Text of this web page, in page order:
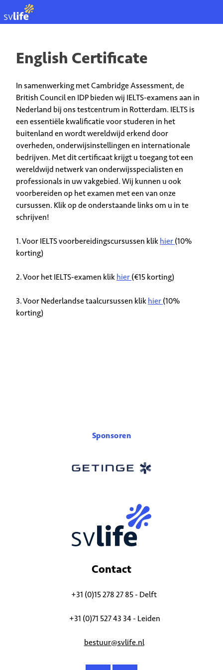
English Certificate
In samenwerking met Cambridge Assessment, de
British Council en IDP bieden wij IELTS-examens aan in
Nederland bij ons testcentrum in Rotterdam. IELTS is
een essentiële kwalificatie voor studeren in het
buitenland en wordt wereldwijd erkend door
overheden, onderwijsinstellingen en internationale
bedrijven. Met dit certificaat krijgt u toegang tot een
wereldwijd netwerk van onderwijsspecialisten en
professionals in uw vakgebied. Wij kunnen u ook
voorbereiden op het examen met een van onze
cursussen. Klik op de onderstaande links om u in te
schrijven!
1. Voor IELTS voorbereidingscursussen klik hier (10%
korting)
2. Voor het IELTS-examen klik hier (€15 korting)
3. Voor Nederlandse taalcursussen klik hier (10%
korting)
Sponsoren
Contact
+31 (0)15 278 27 85 - Delft
+31 (0)71 527 43 34 - Leiden
bestuur@svlife.nl